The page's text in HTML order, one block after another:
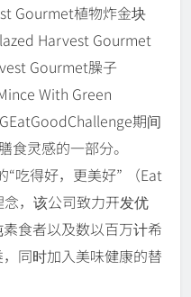
Gourmet植物炸金块
Harvest Gourmet
Gourmet臊子
With Green
期间
食灵感的一部分。
吃得好，更美好” （Eat
，该公司致力开发优
食者以及数以百万计希
同时加入美味健康的替